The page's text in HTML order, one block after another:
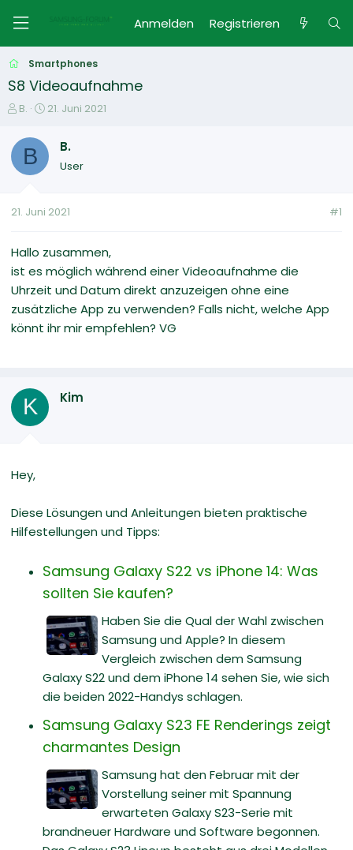
Anmelden Registrieren
Smartphones
S8 Videoaufnahme
E
s
e
e
B.
E
t
t
m
21. Juni 2021
B B.
User
21. Juni 2021 #1
Hallo zusammen,
ist es möglich während einer Videoaufnahme die
Uhrzeit und Datum direkt anzuzeigen ohne eine
zusätzliche App zu verwenden? Falls nicht, welche App
könnt ihr mir empfehlen? VG
K Kim
Hey,
Diese Lösungen und Anleitungen bieten praktische
Hilfestellungen und Tipps:
Samsung Galaxy S22 vs iPhone 14: Was
sollten Sie kaufen?
Haben Sie die Qual der Wahl zwischen
Samsung und Apple? In diesem
Vergleich zwischen dem Samsung
Galaxy S22 und dem iPhone 14 sehen Sie, wie sich
die beiden 2022-Handys schlagen.
Samsung Galaxy S23 FE Renderings zeigt
charmantes Design
Samsung hat den Februar mit der
Vorstellung seiner mit Spannung
erwarteten Galaxy S23-Serie mit
brandneuer Hardware und Software begonnen.